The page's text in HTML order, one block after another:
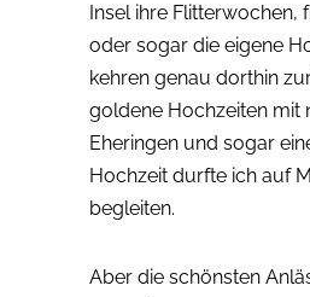
Insel ihre Flitterwochen,
oder sogar die eigene
kehren genau dorthin
goldene Hochzeiten mit
Eheringen und sogar
Hochzeit durfte ich auf
begleiten.
Aber die schönsten